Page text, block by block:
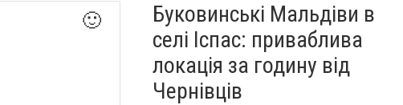
🙂
Куля зупинилася за
сантиметр від аорти: у
Чернівцях врятували 35-
річного чоловіка (ФОТО)
НОВИНИ
15:28
Вчора
Буковинські Мальдіви в
селі Іспас: приваблива
локація за годину від
Чернівців